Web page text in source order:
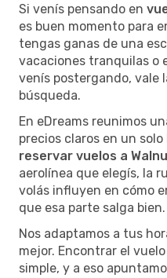
Si venís pensando en
es buen momento para
tengas ganas de una
vacaciones tranquilas o
venís postergando, vale
búsqueda.
En eDreams reunimos
precios claros en un
reservar vuelos a
aerolínea que elegís, la
volás influyen en cómo
que esa parte salga bien.
Nos adaptamos a tus
mejor. Encontrar el
simple, y a eso